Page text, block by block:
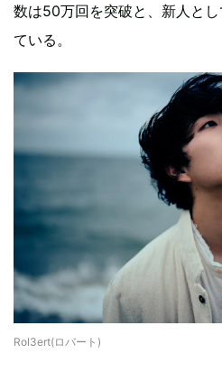
数は50万回を突破と、新人と
ている。
Rol3ert(ロバート)